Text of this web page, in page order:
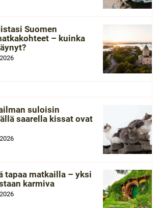
Suomen
– kuinka
suloisin
saarella kissat ovat
tapaa matkailla – yksi
karmiva